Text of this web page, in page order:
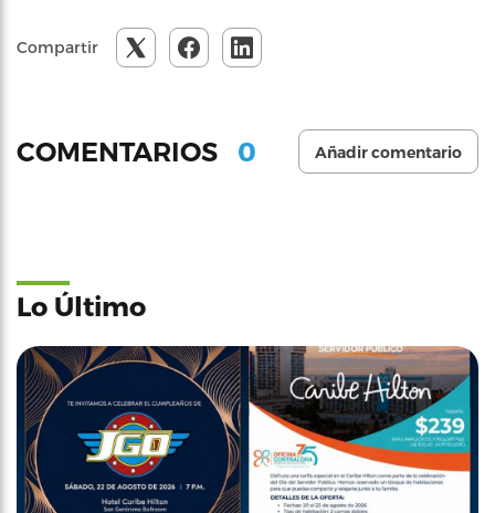
Compartir
COMENTARIOS 0 Añadir comentario
Lo Último